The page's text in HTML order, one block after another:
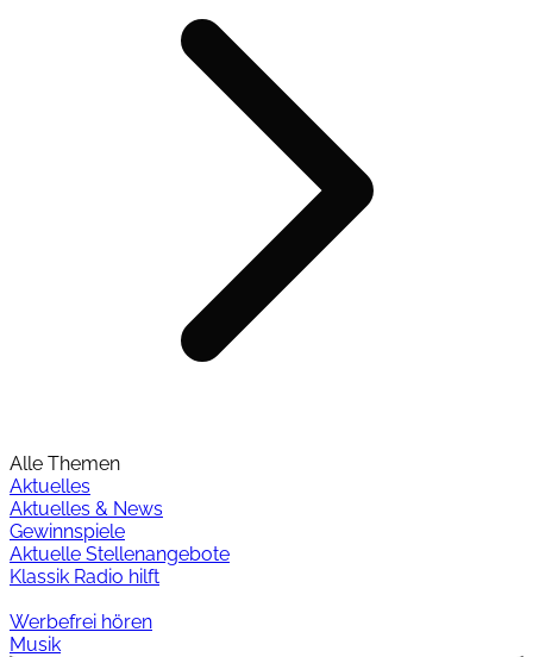
Alle Themen
Aktuelles
Aktuelles & News
Gewinnspiele
Aktuelle Stellenangebote
Klassik Radio hilft
Werbefrei hören
Musik